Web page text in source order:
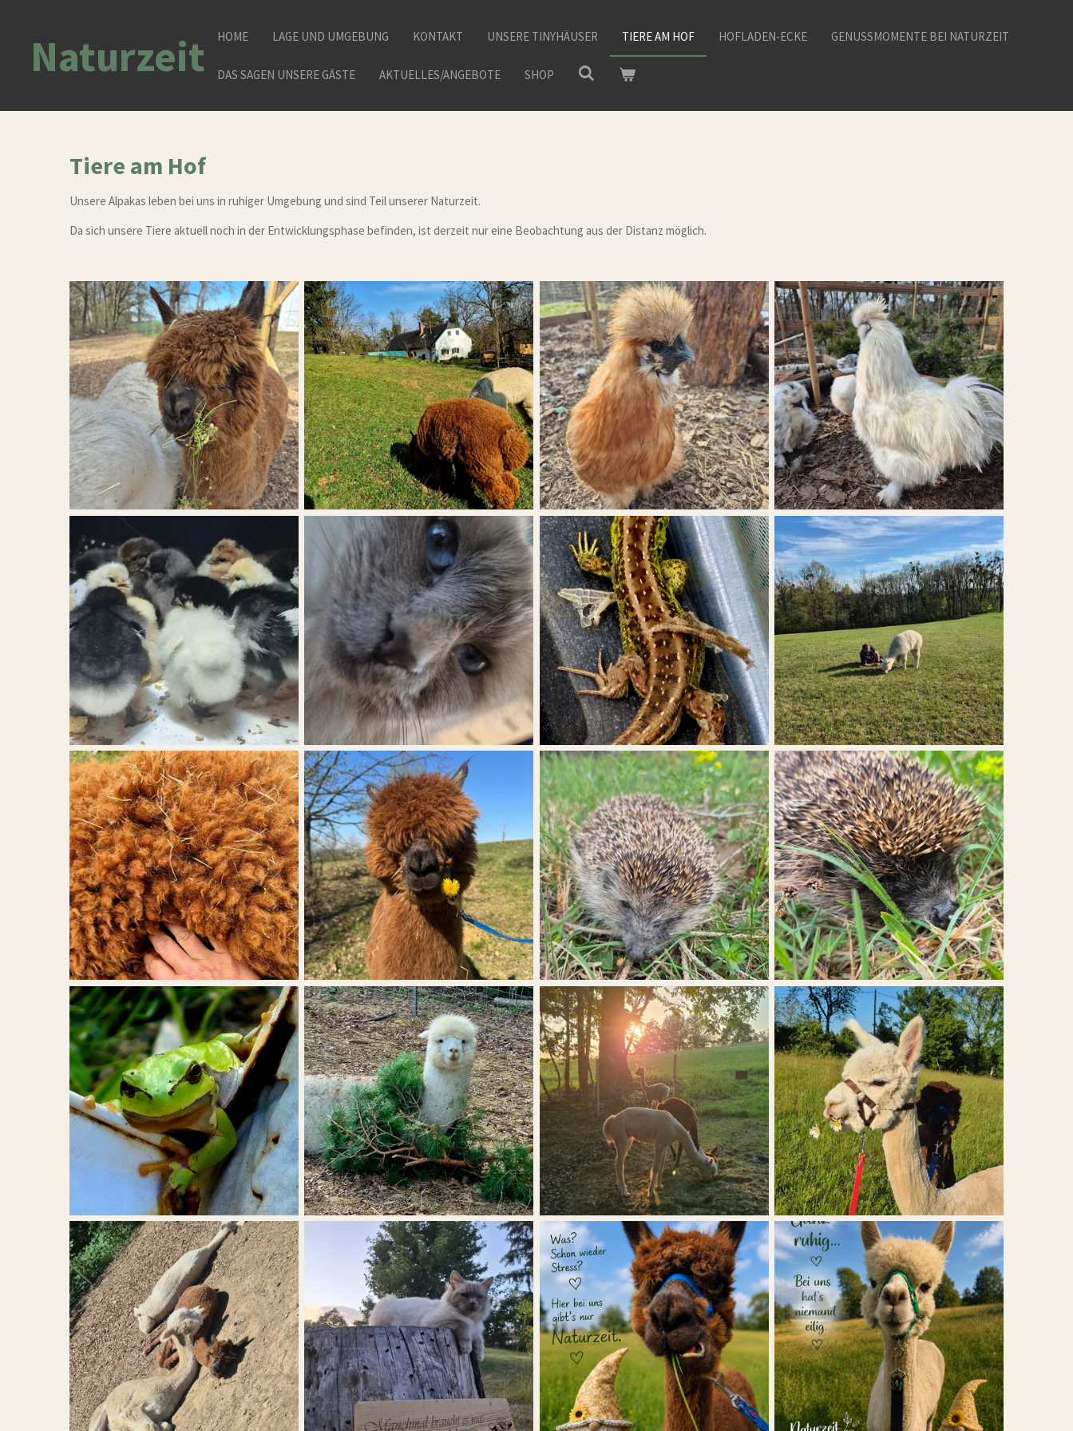
springenNaturzeit HOME LAGE UND UMGEBUNG KONTAKT UNSERE TINYHÄUSER TIERE AM HOF HOFLADEN-ECKE GENUSSMOMENTE BEI NATURZEIT
DAS SAGEN UNSERE GÄSTE AKTUELLES/ANGEBOTE SHOP
Tiere am Hof
Unsere Alpakas leben bei uns in ruhiger Umgebung und sind Teil unserer Naturzeit.
Da sich unsere Tiere aktuell noch in der Entwicklungsphase befinden, ist derzeit nur eine Beobachtung aus der Distanz möglich.